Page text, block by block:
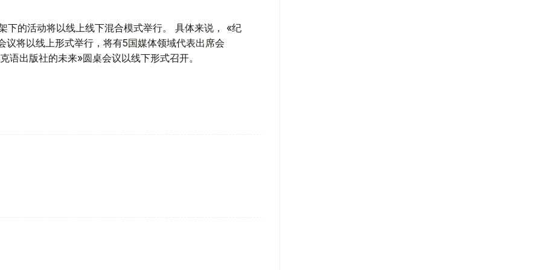
下的活动将以线上线下混合模式举行。 具体来说， «纪
将以线上形式举行，将有5国媒体领域代表出席会
出版社的未来»圆桌会议以线下形式召开。